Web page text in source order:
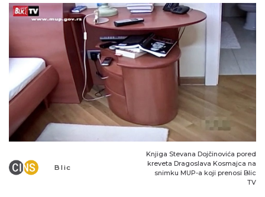
Blic
Knjiga Stevana Dojčinovića pored
kreveta Dragoslava Kosmajca na
snimku MUP-a koji prenosi Blic
TV